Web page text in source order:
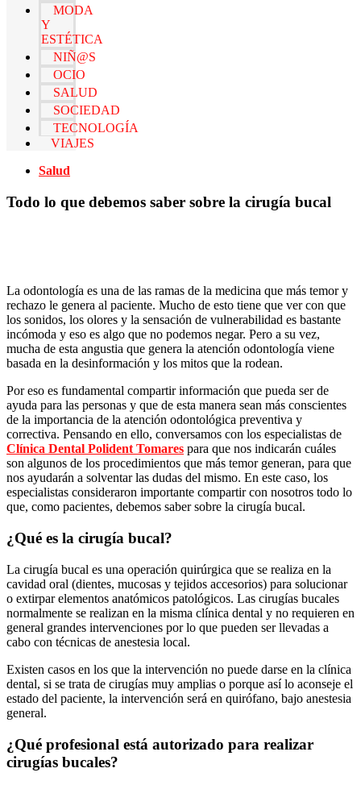
MODA
Y
ESTÉTICA
NIÑ@S
OCIO
SALUD
SOCIEDAD
TECNOLOGÍA
VIAJES
Salud
Todo lo que debemos saber sobre la cirugía bucal
La odontología es una de las ramas de la medicina que más temor y
rechazo le genera al paciente. Mucho de esto tiene que ver con que
los sonidos, los olores y la sensación de vulnerabilidad es bastante
incómoda y eso es algo que no podemos negar. Pero a su vez,
mucha de esta angustia que genera la atención odontología viene
basada en la desinformación y los mitos que la rodean.
Por eso es fundamental compartir información que pueda ser de
ayuda para las personas y que de esta manera sean más conscientes
de la importancia de la atención odontológica preventiva y
correctiva. Pensando en ello, conversamos con los especialistas de
Clínica Dental Polident Tomares para que nos indicarán cuáles
son algunos de los procedimientos que más temor generan, para que
nos ayudarán a solventar las dudas del mismo. En este caso, los
especialistas consideraron importante compartir con nosotros todo lo
que, como pacientes, debemos saber sobre la cirugía bucal.
¿Qué es la cirugía bucal?
La cirugía bucal es una operación quirúrgica que se realiza en la
cavidad oral (dientes, mucosas y tejidos accesorios) para solucionar
o extirpar elementos anatómicos patológicos. Las cirugías bucales
normalmente se realizan en la misma clínica dental y no requieren en
general grandes intervenciones por lo que pueden ser llevadas a
cabo con técnicas de anestesia local.
Existen casos en los que la intervención no puede darse en la clínica
dental, si se trata de cirugías muy amplias o porque así lo aconseje el
estado del paciente, la intervención será en quirófano, bajo anestesia
general.
¿Qué profesional está autorizado para realizar
cirugías bucales?